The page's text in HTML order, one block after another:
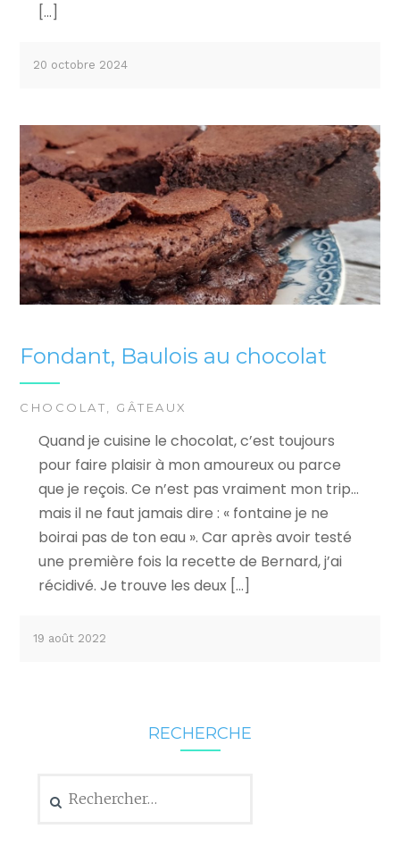
[…]
20 octobre 2024
Fondant, Baulois au chocolat
CHOCOLAT GÂTEAUX
Quand je cuisine le chocolat, c’est toujours
pour faire plaisir à mon amoureux ou parce
que je reçois. Ce n’est pas vraiment mon trip…
mais il ne faut jamais dire : « fontaine je ne
boirai pas de ton eau ». Car après avoir testé
une première fois la recette de Bernard, j’ai
récidivé. Je trouve les deux […]
19 août 2022
RECHERCHE